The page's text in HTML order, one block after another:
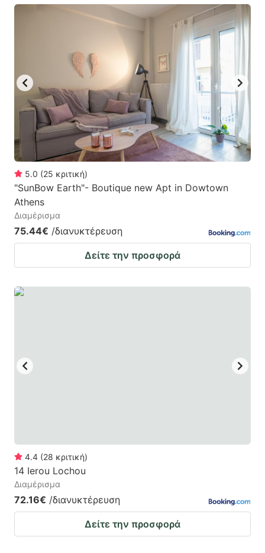
5.0 (25 κριτική)
"SunBow Earth"- Boutique new Apt in Dowtown
Athens
Διαμέρισμα
75.44€ /διανυκτέρευση
Δείτε την προσφορά
4.4 (28 κριτική)
14 Ierou Lochou
Διαμέρισμα
72.16€ /διανυκτέρευση
Δείτε την προσφορά